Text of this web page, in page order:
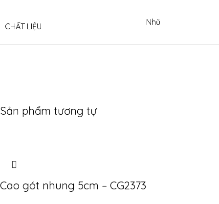
CHẤT LIỆU Nhũ
Sản phẩm tương tự
Cao gót nhung 5cm – CG2373